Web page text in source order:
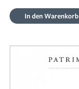
In den Warenkorb